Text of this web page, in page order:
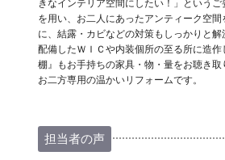
きなインテリア空間にしたい！」という
を用い、お二人にあったアンティーク空間
に、結露・カビなどの対策もしっかりと
配備したＷＩＣや内装個所の至る所に造作
棚』もお手持ちの家具・物・量をお聴き
お二方専用の温かいリフォームです。
担当者の声